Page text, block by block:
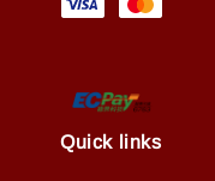
Quick links